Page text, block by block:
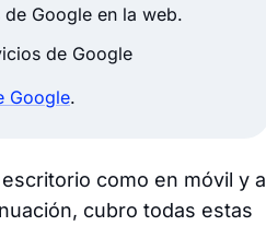
Google en la web.
de Google
Google.
como en móvil y a
cubro todas estas